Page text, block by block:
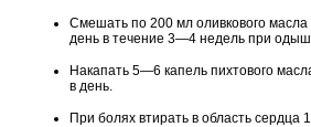
Смешать по 200 мл оливкового
день в течение 3—4 недель при
Накапать 5—6 капель пихтового
в день.
При болях втирать в область сердца